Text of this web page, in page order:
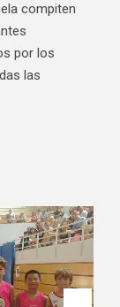
compiten
por los
las